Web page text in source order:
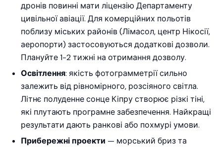
дронів повинні мати ліцензію Департаменту
цивільної авіації. Для комерційних польотів
поблизу міських районів (Лімасол, центр Нікосії,
аеропорти) застосовуються додаткові дозволи.
Плануйте 1-2 тижні на отримання дозволу.
Освітлення: якість фотограмметрії сильно
залежить від рівномірного, розсіяного світла.
Літнє полуденне сонце Кіпру створює різкі тіні,
які плутають програмне забезпечення. Найкращі
результати дають ранкові або похмурі умови.
Прибережні проекти — морський бриз та